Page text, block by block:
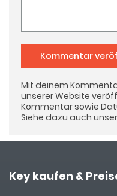
Kommentar
Mit deinem
unserer Website
Kommentar sowie
Siehe dazu auch
Key kaufen &